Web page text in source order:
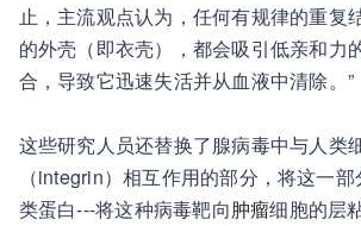
止，主流观点认为，任何有规律的重复
的外壳（即衣壳），都会吸引低亲和力
合，导致它迅速失活并从血液中清除。”
这些研究人员还替换了腺病毒中与人类
（integrin）相互作用的部分，将这一
类蛋白---将这种病毒靶向肿瘤细胞的层